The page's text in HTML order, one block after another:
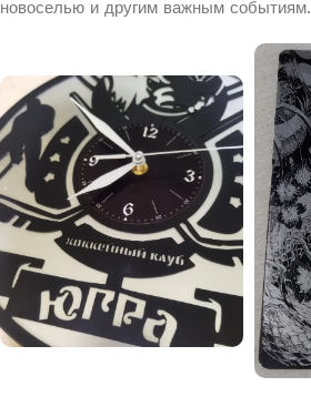
новоселью и другим важным событиям.